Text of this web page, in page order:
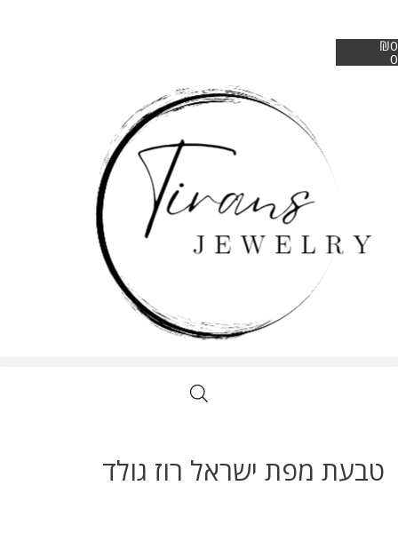
₪0
0
טבעת מפת ישראל רוז גולד